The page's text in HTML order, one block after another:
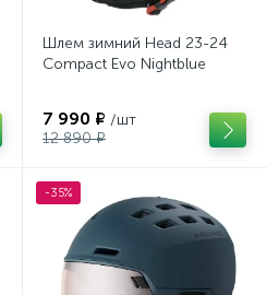
Шлем зимний Head 23-24
Compact Evo Nightblue
7 990 ₽ /шт
12 890 ₽
-35%